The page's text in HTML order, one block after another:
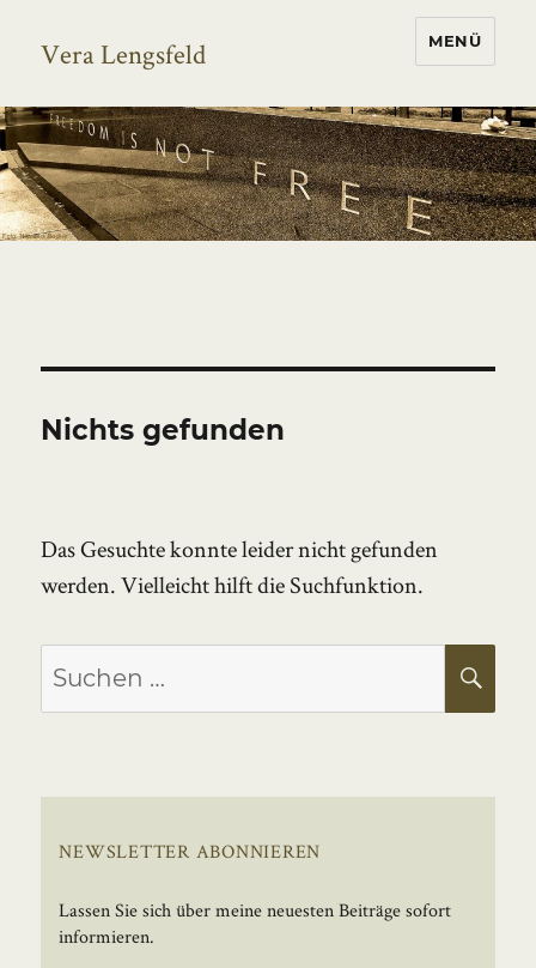
Vera Lengsfeld MENÜ
Nichts gefunden
Das Gesuchte konnte leider nicht gefunden
werden. Vielleicht hilft die Suchfunktion.
Suchen
nach:
NEWSLETTER ABONNIEREN
Lassen Sie sich über meine neuesten Beiträge sofort
informieren.